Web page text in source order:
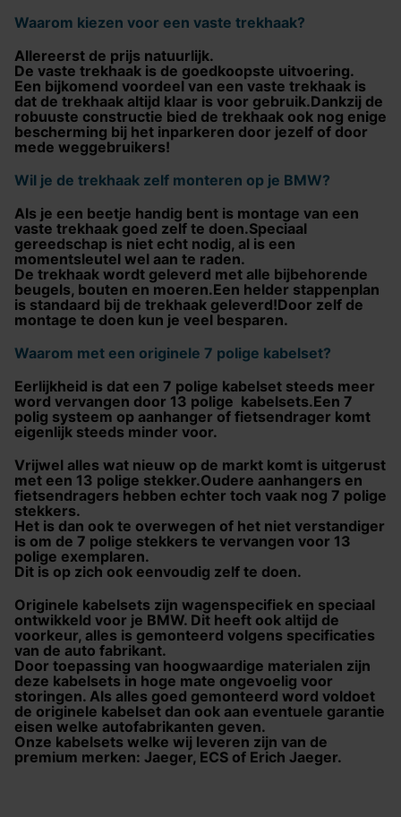
Waarom kiezen voor een vaste trekhaak?
Allereerst de prijs natuurlijk.
De vaste trekhaak is de goedkoopste uitvoering.
Een bijkomend voordeel van een vaste trekhaak is
dat de trekhaak altijd klaar is voor gebruik.Dankzij de
robuuste constructie bied de trekhaak ook nog enige
bescherming bij het inparkeren door jezelf of door
mede weggebruikers!
Wil je de trekhaak zelf monteren op je BMW?
Als je een beetje handig bent is montage van een
vaste trekhaak goed zelf te doen.Speciaal
gereedschap is niet echt nodig, al is een
momentsleutel wel aan te raden.
De trekhaak wordt geleverd met alle bijbehorende
beugels, bouten en moeren.Een helder stappenplan
is standaard bij de trekhaak geleverd!Door zelf de
montage te doen kun je veel besparen.
Waarom met een originele 7 polige kabelset?
Eerlijkheid is dat een 7 polige kabelset steeds meer
word vervangen door 13 polige kabelsets.Een 7
polig systeem op aanhanger of fietsendrager komt
eigenlijk steeds minder voor.
Vrijwel alles wat nieuw op de markt komt is uitgerust
met een 13 polige stekker.Oudere aanhangers en
fietsendragers hebben echter toch vaak nog 7 polige
stekkers.
Het is dan ook te overwegen of het niet verstandiger
is om de 7 polige stekkers te vervangen voor 13
polige exemplaren.
Dit is op zich ook eenvoudig zelf te doen.
Originele kabelsets zijn wagenspecifiek en speciaal
ontwikkeld voor je BMW. Dit heeft ook altijd de
voorkeur, alles is gemonteerd volgens specificaties
van de auto fabrikant.
Door toepassing van hoogwaardige materialen zijn
deze kabelsets in hoge mate ongevoelig voor
storingen. Als alles goed gemonteerd word voldoet
de originele kabelset dan ook aan eventuele garantie
eisen welke autofabrikanten geven.
Onze kabelsets welke wij leveren zijn van de
premium merken: Jaeger, ECS of Erich Jaeger.